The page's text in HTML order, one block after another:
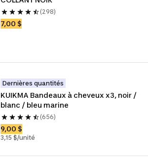
(298)
7,00 $
Dernières quantités
KUIKMA Bandeaux à cheveux x3, noir /
blanc / bleu marine
(656)
9,00 $
3,15 $/unité